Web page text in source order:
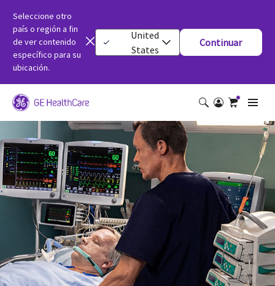
Seleccione otro
país o región a fin
de ver contenido
específico para su
ubicación.
United
States
Continuar